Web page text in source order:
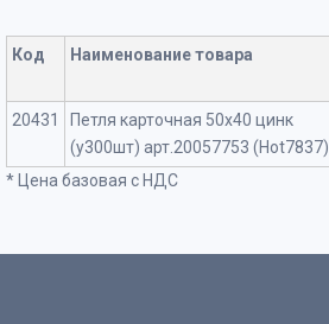
Код Наименование товара
20431
Петля карточная 50х40 цинк
(у300шт) арт.20057753 (Hot7837)
* Цена базовая с НДС